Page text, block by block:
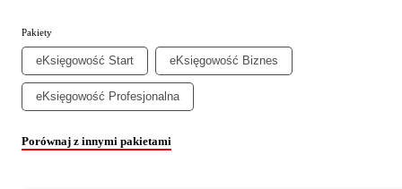
Pakiety
eKsięgowość Start eKsięgowość Biznes
eKsięgowość Profesjonalna
Porównaj z innymi pakietami